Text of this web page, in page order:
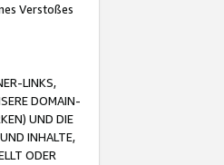
Verstoßes
LINKS,
DOMAIN-
UND DIE
INHALTE,
ODER